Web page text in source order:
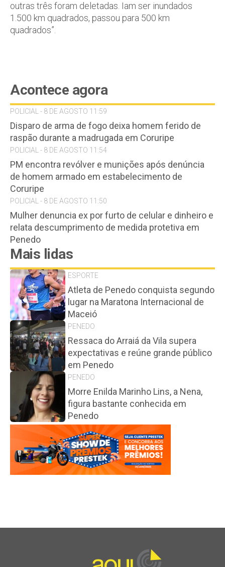
outras três foram deletadas. Iam ser inundados
1.500 km quadrados, passou para 500 km
quadrados”.
Acontece agora
POLICIAL - 8 DE AGOSTO 11:59
Disparo de arma de fogo deixa homem ferido de
raspão durante a madrugada em Coruripe
POLICIAL - 8 DE AGOSTO 11:54
PM encontra revólver e munições após denúncia
de homem armado em estabelecimento de
Coruripe
POLICIAL - 8 DE AGOSTO 11:50
Mulher denuncia ex por furto de celular e dinheiro e
relata descumprimento de medida protetiva em
Penedo
Mais lidas
ESPORTE
Atleta de Penedo conquista segundo
lugar na Maratona Internacional de
Maceió
PENEDO
Ressaca do Arraiá da Vila supera
expectativas e reúne grande público
em Penedo
PENEDO
Morre Enilda Marinho Lins, a Nena,
figura bastante conhecida em
Penedo